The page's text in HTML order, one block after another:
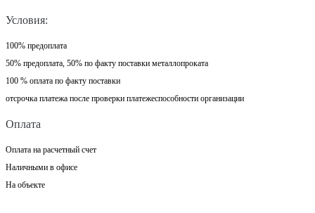
Условия:
100% предоплата
50% предоплата, 50% по факту поставки металлопроката
100 % оплата по факту поставки
отсрочка платежа после проверки платежеспособности организации
Оплата
Оплата на расчетный счет
Наличными в офисе
На объекте